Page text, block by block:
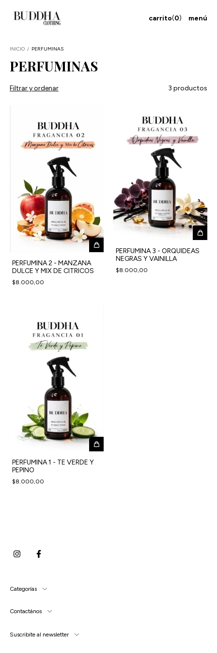
menú
carrito(0)
INICIO / PERFUMINAS
PERFUMINAS
Filtrar y ordenar 3 productos
PERFUMINA 2 - MANZANA
DULCE Y MIX DE CITRICOS
$8.000,00
PERFUMINA 3 - ORQUIDEAS
NEGRAS Y VAINILLA
$8.000,00
PERFUMINA 1 - TE VERDE Y
PEPINO
$8.000,00
Categorías
Contactános
Suscribite al newsletter